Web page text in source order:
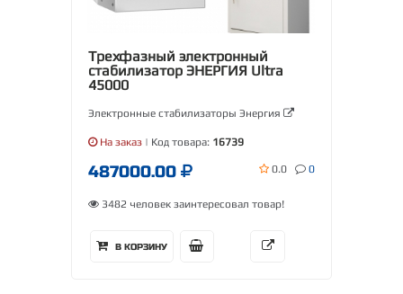
Трехфазный электронный
стабилизатор ЭНЕРГИЯ Ultra
45000
Электронные стабилизаторы Энергия
На заказ | Код товара: 16739
487000.00 0.0 0
3482 человек заинтересовал товар!
В КОРЗИНУ